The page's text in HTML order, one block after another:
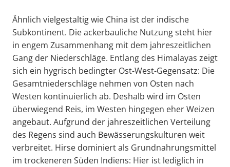
Ähnlich vielgestaltig wie China ist der indische
Subkontinent. Die ackerbauliche Nutzung steht hier
in engem Zusammenhang mit dem jahreszeitlichen
Gang der Niederschläge. Entlang des Himalayas zeigt
sich ein hygrisch bedingter Ost-West-Gegensatz: Die
Gesamtniederschläge nehmen von Osten nach
Westen kontinuierlich ab. Deshalb wird im Osten
überwiegend Reis, im Westen hingegen eher Weizen
angebaut. Aufgrund der jahreszeitlichen Verteilung
des Regens sind auch Bewässerungskulturen weit
verbreitet. Hirse dominiert als Grundnahrungsmittel
im trockeneren Süden Indiens: Hier ist lediglich in